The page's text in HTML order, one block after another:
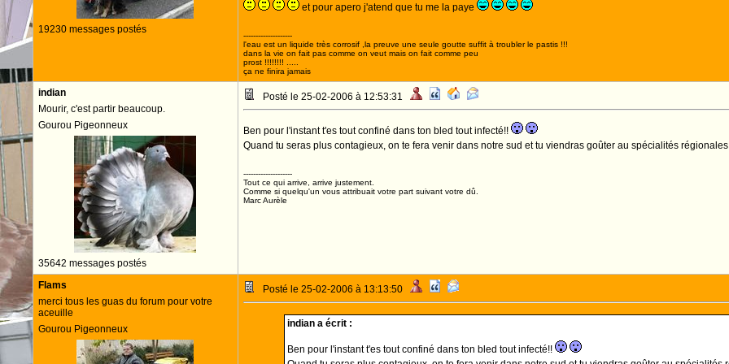
19230 messages postés
et pour apero j'atend que tu me la paye
--------------------
l'eau est un liquide très corrosif ,la preuve une seule goutte suffit à troubler le pastis !!!
dans la vie on fait pas comme on veut mais on fait comme peu
prost !!!!!!!! .....
ça ne finira jamais
indian
Mourir, c'est partir beaucoup.
Gourou Pigeonneux
35642 messages postés
Posté le 25-02-2006 à 12:53:31
Ben pour l'instant t'es tout confiné dans ton bled tout infecté!!
Quand tu seras plus contagieux, on te fera venir dans notre sud et tu viendras goûter au spécialités
--------------------
Tout ce qui arrive, arrive justement.
Comme si quelqu'un vous attribuait votre part suivant votre dû.
Marc Aurèle
Flams
merci tous les guas du forum pour votre
aceuille
Gourou Pigeonneux
Posté le 25-02-2006 à 13:13:50
indian a écrit :
Ben pour l'instant t'es tout confiné dans ton bled tout infecté!!